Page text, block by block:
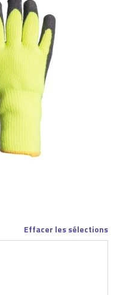
Effacer les sélections